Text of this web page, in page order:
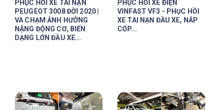
PHỤC HỒI XE TAI NẠN
PEUGEOT 3008 ĐỜI 2020 |
VA CHẠM ẢNH HƯỞNG
NẶNG ĐỘNG CƠ, BIẾN
DẠNG LỚN ĐẦU XE...
PHỤC HỒI XE ĐIỆN
VINFAST VF3 - PHỤC HỒI
XE TAI NẠN ĐẦU XE, NẮP
CỐP...